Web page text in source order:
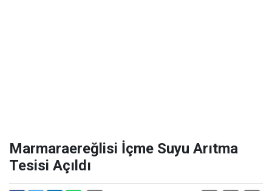
Marmaraereğlisi İçme Suyu Arıtma
Tesisi Açıldı